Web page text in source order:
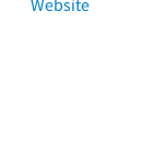
Website